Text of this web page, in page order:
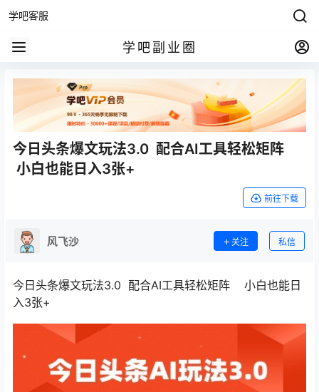
学吧客服
学吧副业圈
今日头条爆文玩法3.0 配合AI工具轻松矩阵
小白也能日入3张+
前往下载
风飞沙 关注 私信
今日头条爆文玩法3.0 配合AI工具轻松矩阵 小白也能日
入3张+